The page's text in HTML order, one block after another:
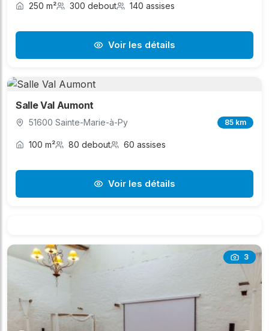
250 m² 300 debout 140 assises
Voir les détails
Salle Val Aumont
51600 Sainte-Marie-à-Py 85 km
100 m² 80 debout 60 assises
Voir les détails
3